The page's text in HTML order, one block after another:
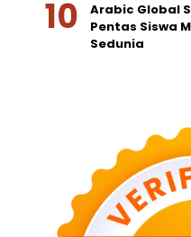
Arabic Global
Pentas Siswa
Sedunia